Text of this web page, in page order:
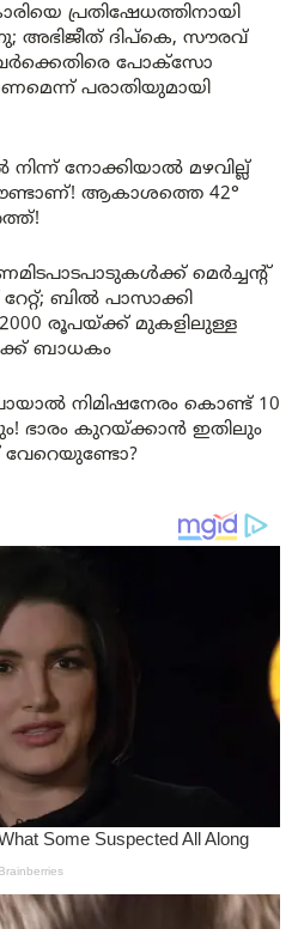
പ്രതിഷേധത്തിനായി
അഭിജീത് ദിപ്കെ, സൗരവ്
പോക്സോ
പരാതിയുമായി
നിന്ന് നോക്കിയാൽ മഴവില്ല്
ആകാശത്തെ 42°
മെർച്ചന്റ്
ബിൽ പാസാക്കി
രൂപയ്ക്ക് മുകളിലുള്ള
ബാധകം
നിമിഷനേരം കൊണ്ട് 10
ഭാരം കുറയ്ക്കാൻ ഇതിലും
വേറെയുണ്ടോ?